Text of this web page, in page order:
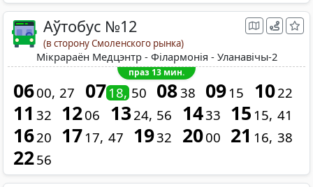
Аўтобус №12
(в сторону Смоленского рынка)
Мікрараён Медцэнтр - Філармонія - Уланавічы-2
праз 13 мин.
0600 27 0718 50 0838 09 15 1022
11 32 1206 1324 56 1433 15 15 41
1620 17 17 47 1932 2000 21 16 38
2256